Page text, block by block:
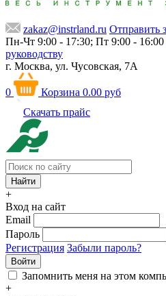
zakaz@instrland.ru Отправить
Пн-Чт 9:00 - 17:30; Пт 9:00 - 16:00
руководству
г. Москва, ул. Чусовская, 7А
0 Корзина 0.00 руб
Скачать прайс
+
Вход на сайт
Email
Пароль
Регистрация Забыли пароль?
Войти
Запомнить меня на этом
+